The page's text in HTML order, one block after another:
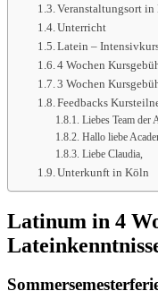
Veranstaltungsort in
Unterricht
Latein –
4 Wochen
3 Wochen
Feedbacks
Liebes Team der
Hallo liebe
Liebe Claudia,
Unterkunft in Köln
Latinum in 4